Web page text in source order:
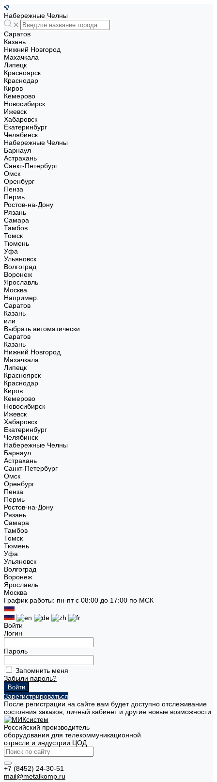
Набережные Челны
Саратов
Казань
Нижний Новгород
Махачкала
Липецк
Красноярск
Краснодар
Киров
Кемерово
Новосибирск
Ижевск
Хабаровск
Екатеринбург
Челябинск
Набережные Челны
Барнаул
Астрахань
Санкт-Петербург
Омск
Оренбург
Пенза
Пермь
Ростов-на-Дону
Рязань
Самара
Тамбов
Томск
Тюмень
Уфа
Ульяновск
Волгоград
Воронеж
Ярославль
Москва
Например:
Саратов
Казань
или
Выбрать автоматически
Саратов
Казань
Нижний Новгород
Махачкала
Липецк
Красноярск
Краснодар
Киров
Кемерово
Новосибирск
Ижевск
Хабаровск
Екатеринбург
Челябинск
Набережные Челны
Барнаул
Астрахань
Санкт-Петербург
Омск
Оренбург
Пенза
Пермь
Ростов-на-Дону
Рязань
Самара
Тамбов
Томск
Тюмень
Уфа
Ульяновск
Волгоград
Воронеж
Ярославль
Москва
График работы: пн-пт с 08:00 до 17:00 по МСК
Войти
Логин
Пароль
Запомнить меня
Забыли пароль?
Зарегистрироваться
После регистрации на сайте вам будет доступно отслеживание
состояния заказов, личный кабинет и другие новые возможности
Российский производитель
оборудования для телекоммуникационной
отрасли и индустрии ЦОД
+7 (8452) 24-30-51
mail@metalkomp.ru